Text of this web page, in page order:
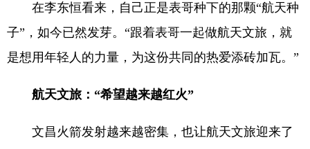
在李东恒看来，自己正是表哥种下的那颗“航天种
子”，如今已然发芽。“跟着表哥一起做航天文旅，就
是想用年轻人的力量，为这份共同的热爱添砖加瓦。”
航天文旅：“希望越来越红火”
文昌火箭发射越来越密集，也让航天文旅迎来了